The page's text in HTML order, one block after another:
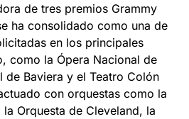
de tres premios Grammy
ha consolidado como una de
en los principales
como la Ópera Nacional de
de Baviera y el Teatro Colón
con orquestas como la
Orquesta de Cleveland, la